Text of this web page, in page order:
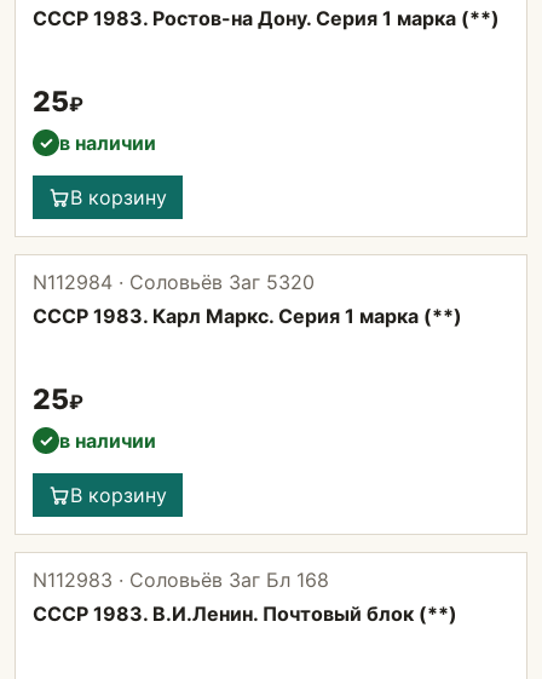
СССР 1983. Ростов-на Дону. Серия 1 марка (**)
25₽
✓ в наличии
В корзину
N112984 · Соловьёв Заг 5320
СССР 1983. Карл Маркс. Серия 1 марка (**)
25₽
✓ в наличии
В корзину
N112983 · Соловьёв Заг Бл 168
СССР 1983. В.И.Ленин. Почтовый блок (**)